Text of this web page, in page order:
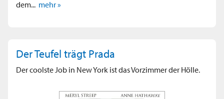
dem... mehr »
Der Teufel trägt Prada
Der coolste Job in New York ist das Vorzimmer der Hölle.